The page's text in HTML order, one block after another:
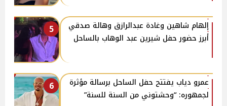
5
إلهام شاهين وغادة عبدالرازق وهالة صدقي
أبرز حضور حفل شيرين عبد الوهاب بالساحل
6
عمرو دياب يفتتح حفل الساحل برسالة مؤثرة
لجمهوره: “وحشتوني من السنة للسنة”